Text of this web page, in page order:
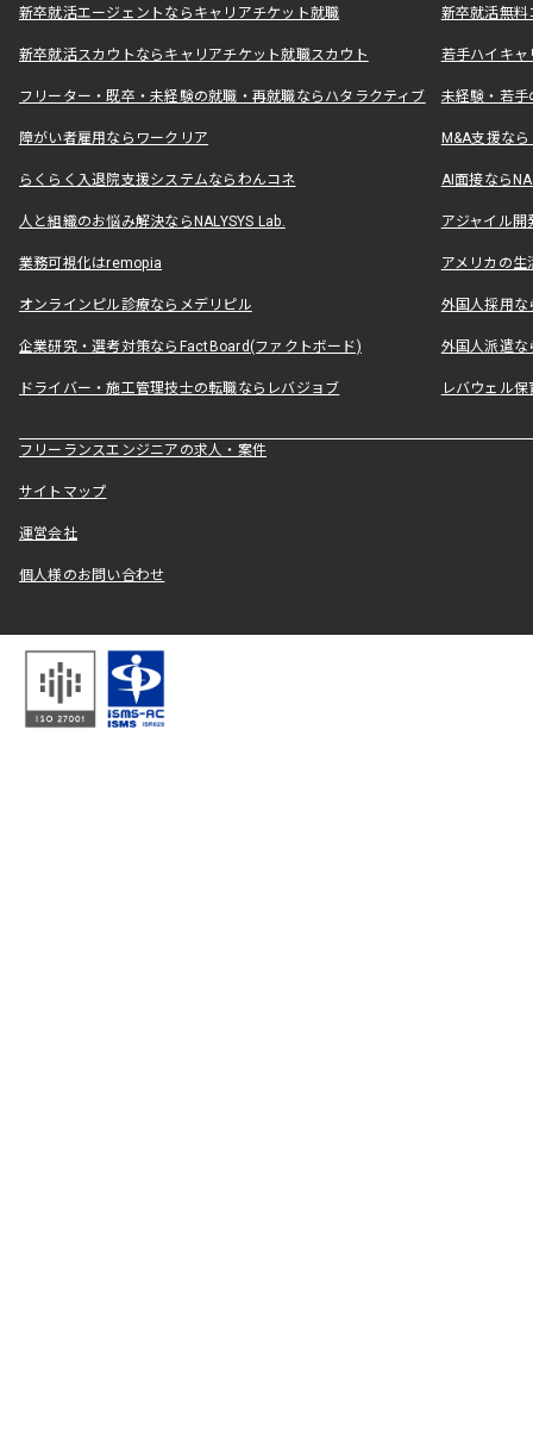
新卒就活エージェントならキャリアチケット就職 新卒就活無料
新卒就活スカウトならキャリアチケット就職スカウト 若手ハイキ
フリーター・既卒・未経験の就職・再就職ならハタラクティブ 未経験・若手
障がい者雇用ならワークリア M&A支援な
らくらく入退院支援システムならわんコネ AI面接なら
人と組織のお悩み解決ならNALYSYS Lab. アジャイル
業務可視化はremopia アメリカの
オンラインピル診療ならメデリピル 外国人採用
企業研究・選考対策ならFactBoard(ファクトボード) 外国人派遣な
ドライバー・施工管理技士の転職ならレバジョブ レバウェル
フリーランスエンジニアの求人・案件
サイトマップ
運営会社
個人様のお問い合わせ